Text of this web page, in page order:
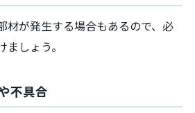
材が発生する場合もあるので、必
しょう。
不具合